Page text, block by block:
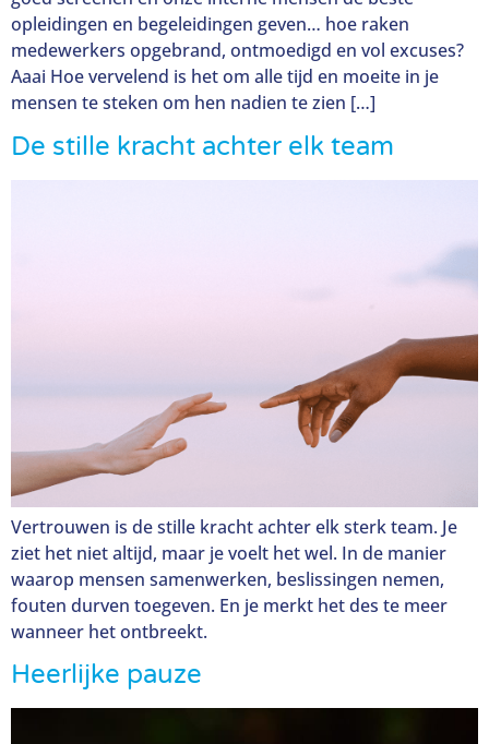
opleidingen en begeleidingen geven… hoe raken
medewerkers opgebrand, ontmoedigd en vol excuses?
Aaai Hoe vervelend is het om alle tijd en moeite in je
mensen te steken om hen nadien te zien […]
De stille kracht achter elk team
Vertrouwen is de stille kracht achter elk sterk team. Je
ziet het niet altijd, maar je voelt het wel. In de manier
waarop mensen samenwerken, beslissingen nemen,
fouten durven toegeven. En je merkt het des te meer
wanneer het ontbreekt.
Heerlijke pauze